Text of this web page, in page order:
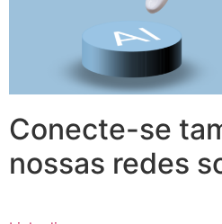
Conecte-se
nossas redes